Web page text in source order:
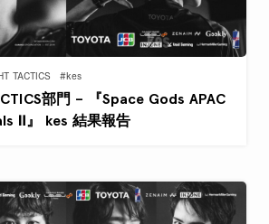
TACTICS #kes
部門 – 『Space Gods APAC
Ⅱ』 kes 結果報告